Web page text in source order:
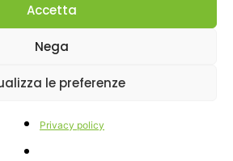
Accetta
Nega
le preferenze
Privacy policy